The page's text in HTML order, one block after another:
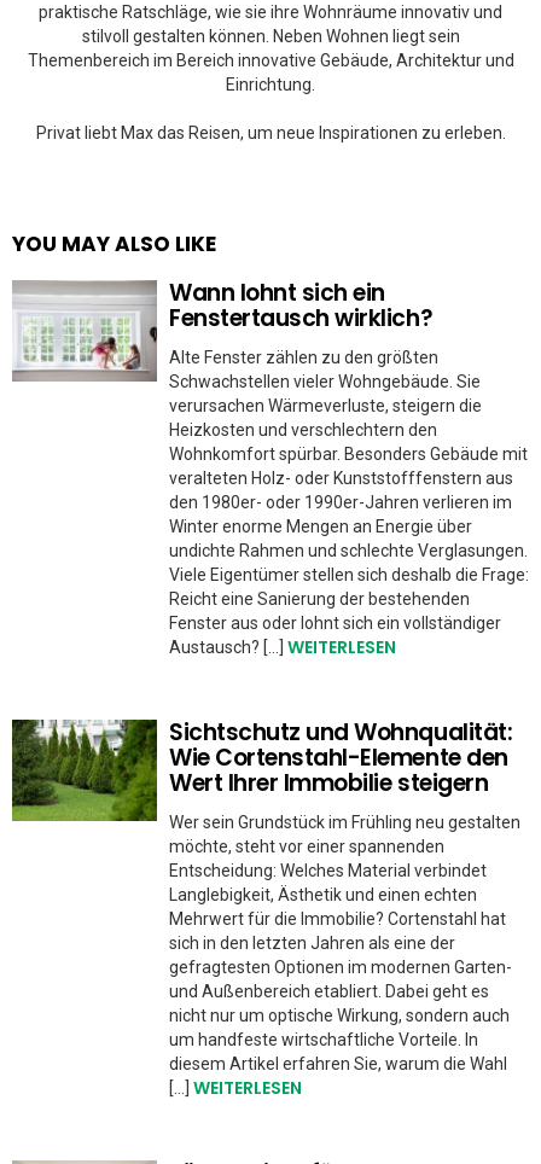
praktische Ratschläge, wie sie ihre Wohnräume innovativ und
stilvoll gestalten können. Neben Wohnen liegt sein
Themenbereich im Bereich innovative Gebäude, Architektur und
Einrichtung.
Privat liebt Max das Reisen, um neue Inspirationen zu erleben.
YOU MAY ALSO LIKE
Wann lohnt sich ein
Fenstertausch wirklich?
Alte Fenster zählen zu den größten
Schwachstellen vieler Wohngebäude. Sie
verursachen Wärmeverluste, steigern die
Heizkosten und verschlechtern den
Wohnkomfort spürbar. Besonders Gebäude mit
veralteten Holz- oder Kunststofffenstern aus
den 1980er- oder 1990er-Jahren verlieren im
Winter enorme Mengen an Energie über
undichte Rahmen und schlechte Verglasungen.
Viele Eigentümer stellen sich deshalb die Frage:
Reicht eine Sanierung der bestehenden
Fenster aus oder lohnt sich ein vollständiger
Austausch? […] WEITERLESEN
Sichtschutz und Wohnqualität:
Wie Cortenstahl-Elemente den
Wert Ihrer Immobilie steigern
Wer sein Grundstück im Frühling neu gestalten
möchte, steht vor einer spannenden
Entscheidung: Welches Material verbindet
Langlebigkeit, Ästhetik und einen echten
Mehrwert für die Immobilie? Cortenstahl hat
sich in den letzten Jahren als eine der
gefragtesten Optionen im modernen Garten-
und Außenbereich etabliert. Dabei geht es
nicht nur um optische Wirkung, sondern auch
um handfeste wirtschaftliche Vorteile. In
diesem Artikel erfahren Sie, warum die Wahl
[…] WEITERLESEN